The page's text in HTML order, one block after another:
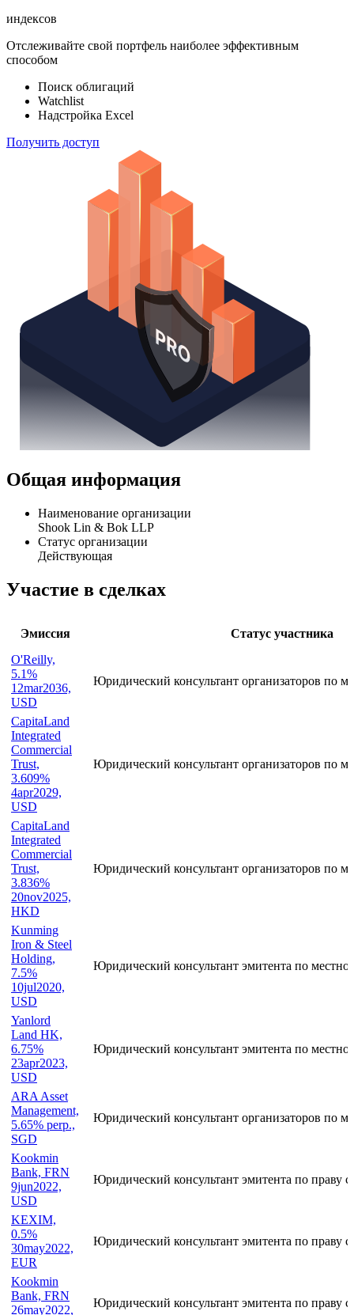
индексов
Отслеживайте свой портфель наиболее эффективным
способом
Поиск облигаций
Watchlist
Надстройка Excel
Получить доступ
Общая информация
Наименование организации
Shook Lin & Bok LLP
Статус организации
Действующая
Участие в сделках
Эмиссия
Статус участника
O'Reilly,
5.1%
12mar2036,
USD
Юридический консультант организаторов по
CapitaLand
Integrated
Commercial
Trust,
3.609%
4apr2029,
USD
Юридический консультант организаторов по
CapitaLand
Integrated
Commercial
Trust,
3.836%
20nov2025,
HKD
Юридический консультант организаторов по
Kunming
Iron & Steel
Holding,
7.5%
10jul2020,
USD
Юридический консультант эмитента по
Yanlord
Land HK,
6.75%
23apr2023,
USD
Юридический консультант эмитента по
ARA Asset
Management,
5.65% perp.,
SGD
Юридический консультант организаторов по
Kookmin
Bank, FRN
9jun2022,
USD
Юридический консультант эмитента по праву
KEXIM,
0.5%
30may2022,
EUR
Юридический консультант эмитента по праву
Kookmin
Bank, FRN
26may2022,
Юридический консультант эмитента по праву